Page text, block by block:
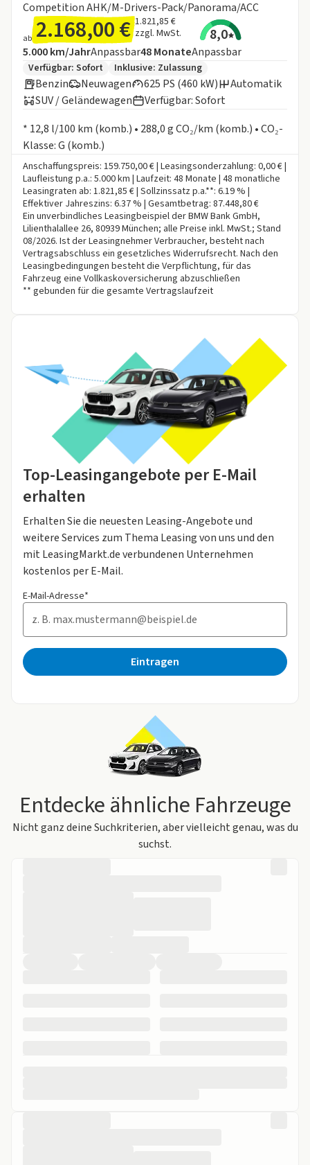
Competition AHK/M-Drivers-Pack/Panorama/ACC
ab 2.168,00 € 1.821,85 €
zzgl. MwSt.
8,0
Angebotsdetails:
Inklusive Laufleistung
5.000 km/JahrAnpassbarLaufzeit
48MonateAnpassbar
Zusätzliche Fahrzeuginformationen:
Verfügbar: Sofort Inklusive: Zulassung
Benzin Neuwagen 625 PS (460 kW)
Automatik
SUV / Geländewagen
Verfügbar: Sofort
* 12,8 l/100 km (komb.) • 288,0 g CO₂/km (komb.) • CO₂-
Klasse: G (komb.)
Anschaffungspreis: 159.750,00 € | Leasingsonderzahlung: 0,00 € |
Laufleistung p.a.: 5.000 km | Laufzeit: 48 Monate | 48 monatliche
Leasingraten ab: 1.821,85 € | Sollzinssatz p.a.**: 6.19 % |
Effektiver Jahreszins: 6.37 % | Gesamtbetrag: 87.448,80 €
Ein unverbindliches Leasingbeispiel der BMW Bank GmbH,
Lilienthalallee 26, 80939 München; alle Preise inkl. MwSt.; Stand
08/2026. Ist der Leasingnehmer Verbraucher, besteht nach
Vertragsabschluss ein gesetzliches Widerrufsrecht. Nach den
Leasingbedingungen besteht die Verpflichtung, für das
Fahrzeug eine Vollkaskoversicherung abzuschließen
** gebunden für die gesamte Vertragslaufzeit
Top-Leasingangebote per E-Mail
erhalten
Erhalten Sie die neuesten Leasing-Angebote und
weitere Services zum Thema Leasing von uns und den
mit LeasingMarkt.de verbundenen Unternehmen
kostenlos per E-Mail.
E-Mail-Adresse*
Eintragen
Entdecke ähnliche Fahrzeuge
Nicht ganz deine Suchkriterien, aber vielleicht genau, was du
suchst.